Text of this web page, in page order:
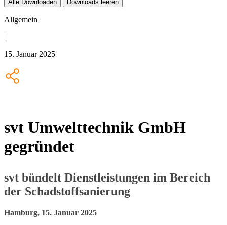
Alle Downloaden Downloads leeren
Allgemein
|
15. Januar 2025
svt Umwelttechnik GmbH
gegründet
svt bündelt Dienstleistungen im Bereich
der Schadstoffsanierung
Hamburg, 15. Januar 2025